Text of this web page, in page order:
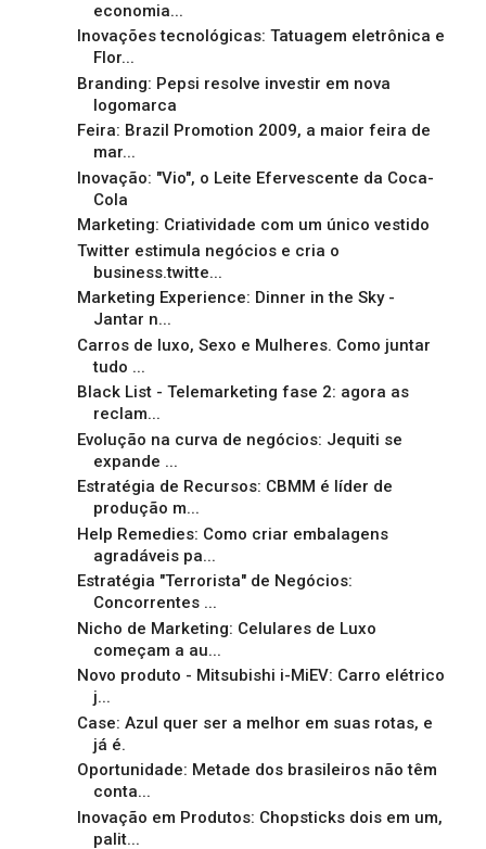
economia...
Inovações tecnológicas: Tatuagem eletrônica e
Flor...
Branding: Pepsi resolve investir em nova
logomarca
Feira: Brazil Promotion 2009, a maior feira de
mar...
Inovação: "Vio", o Leite Efervescente da Coca-
Cola
Marketing: Criatividade com um único vestido
Twitter estimula negócios e cria o
business.twitte...
Marketing Experience: Dinner in the Sky -
Jantar n...
Carros de luxo, Sexo e Mulheres. Como juntar
tudo ...
Black List - Telemarketing fase 2: agora as
reclam...
Evolução na curva de negócios: Jequiti se
expande ...
Estratégia de Recursos: CBMM é líder de
produção m...
Help Remedies: Como criar embalagens
agradáveis pa...
Estratégia "Terrorista" de Negócios:
Concorrentes ...
Nicho de Marketing: Celulares de Luxo
começam a au...
Novo produto - Mitsubishi i-MiEV: Carro elétrico
j...
Case: Azul quer ser a melhor em suas rotas, e
já é.
Oportunidade: Metade dos brasileiros não têm
conta...
Inovação em Produtos: Chopsticks dois em um,
palit...